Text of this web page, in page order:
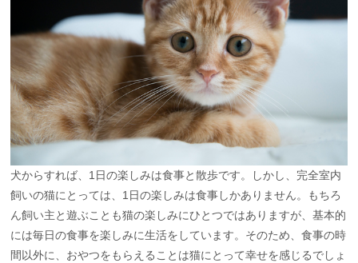
犬からすれば、1日の楽しみは食事と散歩です。しかし、完全室内
飼いの猫にとっては、1日の楽しみは食事しかありません。もちろ
ん飼い主と遊ぶことも猫の楽しみにひとつではありますが、基本的
には毎日の食事を楽しみに生活をしています。そのため、食事の時
間以外に、おやつをもらえることは猫にとって幸せを感じるでしょ